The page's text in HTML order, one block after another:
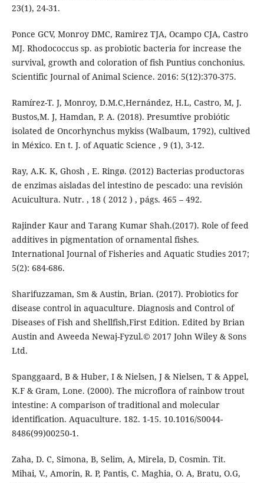
23(1), 24-31.
Ponce GCV, Monroy DMC, Ramirez TJA, Ocampo CJA, Castro
MJ. Rhodococcus sp. as probiotic bacteria for increase the
survival, growth and coloration of fish Puntius conchonius.
Scientific Journal of Animal Science. 2016: 5(12):370-375.
Ramírez-T. J, Monroy, D.M.C,Hernández, H.L, Castro, M, J.
Bustos,M. J, Hamdan, P. A. (2018). Presumtive probiótic
isolated de Oncorhynchus mykiss (Walbaum, 1792), cultived
in México. En t. J. of Aquatic Science , 9 (1), 3-12.
Ray, A.K. K, Ghosh , E. Ringø. (2012) Bacterias productoras
de enzimas aisladas del intestino de pescado: una revisión
Acuicultura. Nutr. , 18 ( 2012 ) , págs. 465 – 492.
Rajinder Kaur and Tarang Kumar Shah.(2017). Role of feed
additives in pigmentation of ornamental fishes.
International Journal of Fisheries and Aquatic Studies 2017;
5(2): 684-686.
Sharifuzzaman, Sm & Austin, Brian. (2017). Probiotics for
disease control in aquaculture. Diagnosis and Control of
Diseases of Fish and Shellfish,First Edition. Edited by Brian
Austin and Aweeda Newaj-Fyzul.© 2017 John Wiley & Sons
Ltd.
Spanggaard, B & Huber, I & Nielsen, J & Nielsen, T & Appel,
K.F & Gram, Lone. (2000). The microflora of rainbow trout
intestine: A comparison of traditional and molecular
identification. Aquaculture. 182. 1-15. 10.1016/S0044-
8486(99)00250-1.
Zaha, D. C, Simona, B, Selim, A, Mirela, D, Cosmin. Tit.
Mihai, V., Amorin, R. P, Pantis, C. Maghia, O. A, Bratu, O.G,